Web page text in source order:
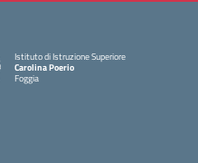
Istituto di Istruzione Superiore
Carolina Poerio
Foggia
— Visita la pagina iniziale della scuola